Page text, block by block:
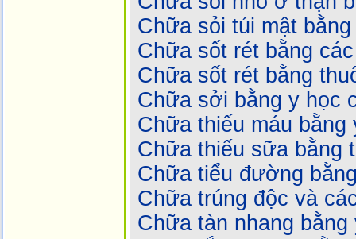
Chữa sỏi túi mật
Chữa sốt rét bằng
Chữa sốt rét bằng
Chữa sởi bằng y học
Chữa thiếu máu bằng
Chữa thiếu sữa bằng
Chữa tiểu đường
Chữa trúng độc và
Chữa tàn nhang